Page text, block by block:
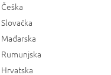
Češka
Slovačka
Mađarska
Rumunjska
Hrvatska